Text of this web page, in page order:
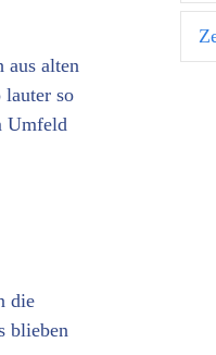
aus alten
so
Umfeld
die
blieben